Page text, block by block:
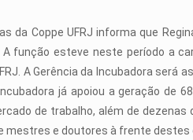
da Coppe UFRJ informa que
A função esteve neste período a
A Gerência da Incubadora será
já apoiou a geração de
de trabalho, além de
mestres e doutores à frente destes